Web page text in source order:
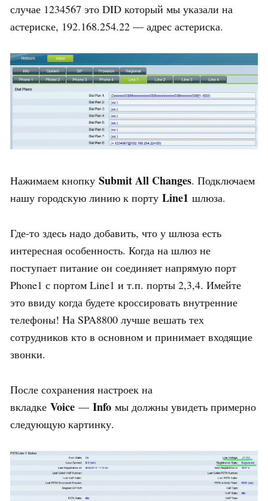
случае 1234567 это DID который мы указали на
астериске, 192.168.254.22 — адрес астериска.
Нажимаем кнопку Submit All Changes. Подключаем
нашу городскую линию к порту Line1 шлюза.
Где-то здесь надо добавить, что у шлюза есть
интересная особенность. Когда на шлюз не
поступает питание он соединяет напрямую порт
Phone1 с портом Line1 и т.п. порты 2,3,4. Имейте
это ввиду когда будете кроссировать внутренние
телефоны! На SPA8800 лучше вешать тех
сотрудников кто в основном и принимает входящие
звонки.
После сохранения настроек на
вкладке Voice — Info мы должны увидеть примерно
следующую картинку.